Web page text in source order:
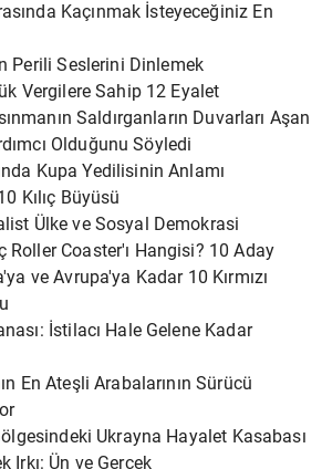
Kaçınmak İsteyeceğiniz En
Perili Seslerini Dinlemek
Vergilere Sahip 12 Eyalet
Saldırganların Duvarları Aşan
Olduğunu Söyledi
Kupa Yedilisinin Anlamı
Kılıç Büyüsü
Ülke ve Sosyal Demokrasi
Roller Coaster'ı Hangisi? 10 Aday
ve Avrupa'ya Kadar 10 Kırmızı
İstilacı Hale Gelene Kadar
En Ateşli Arabalarının Sürücü
Ukrayna Hayalet Kasabası
Irkı: Ün ve Gerçek